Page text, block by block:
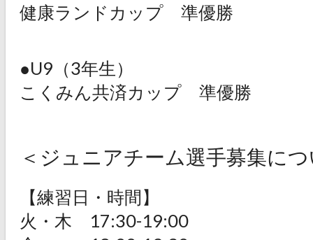
健康ランドカップ 準優勝
●U9（3年生）
こくみん共済カップ 準優勝
＜ジュニアチーム選手募集に
【練習日・時間】
火・木 17:30-19:00